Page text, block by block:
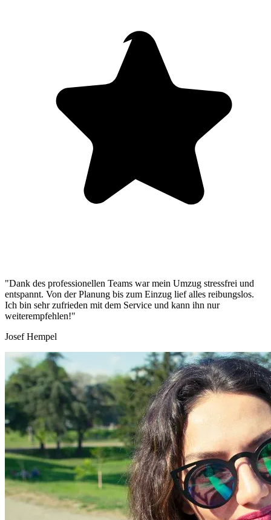
"Dank des professionellen Teams war mein Umzug stressfrei und
entspannt. Von der Planung bis zum Einzug lief alles reibungslos.
Ich bin sehr zufrieden mit dem Service und kann ihn nur
weiterempfehlen!"
Josef Hempel